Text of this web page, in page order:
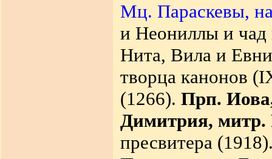
Мц. Параскевы,
и Неониллы и чад
Нита, Вила и
творца канонов
(1266). Прп.
Димитрия, митр.
пресвитера